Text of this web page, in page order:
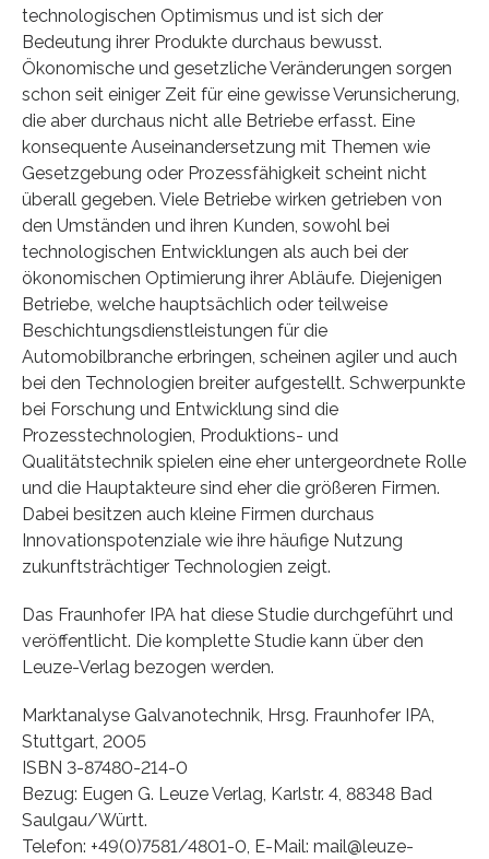
technologischen Optimismus und ist sich der
Bedeutung ihrer Produkte durchaus bewusst.
Ökonomische und gesetzliche Veränderungen sorgen
schon seit einiger Zeit für eine gewisse Verunsicherung,
die aber durchaus nicht alle Betriebe erfasst. Eine
konsequente Auseinandersetzung mit Themen wie
Gesetzgebung oder Prozessfähigkeit scheint nicht
überall gegeben. Viele Betriebe wirken getrieben von
den Umständen und ihren Kunden, sowohl bei
technologischen Entwicklungen als auch bei der
ökonomischen Optimierung ihrer Abläufe. Diejenigen
Betriebe, welche hauptsächlich oder teilweise
Beschichtungsdienstleistungen für die
Automobilbranche erbringen, scheinen agiler und auch
bei den Technologien breiter aufgestellt. Schwerpunkte
bei Forschung und Entwicklung sind die
Prozesstechnologien, Produktions- und
Qualitätstechnik spielen eine eher untergeordnete Rolle
und die Hauptakteure sind eher die größeren Firmen.
Dabei besitzen auch kleine Firmen durchaus
Innovationspotenziale wie ihre häufige Nutzung
zukunftsträchtiger Technologien zeigt.
Das Fraunhofer IPA hat diese Studie durchgeführt und
veröffentlicht. Die komplette Studie kann über den
Leuze-Verlag bezogen werden.
Marktanalyse Galvanotechnik, Hrsg. Fraunhofer IPA,
Stuttgart, 2005
ISBN 3-87480-214-0
Bezug: Eugen G. Leuze Verlag, Karlstr. 4, 88348 Bad
Saulgau/Württ.
Telefon: +49(0)7581/4801-0, E-Mail: mail@leuze-